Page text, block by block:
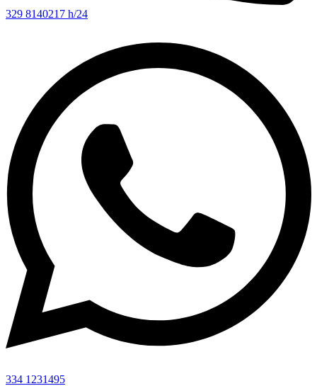
329 8140217 h/24
334 1231495